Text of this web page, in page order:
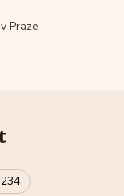
Praze
234